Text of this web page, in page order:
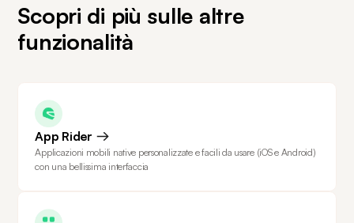
Scopri di più sulle altre
funzionalità
App Rider
Applicazioni mobili native personalizzate e facili da usare (iOS e Android)
con una bellissima interfaccia